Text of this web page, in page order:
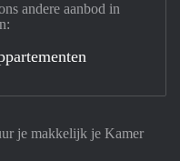
je makkelijk je Kamer
andere aanbod in